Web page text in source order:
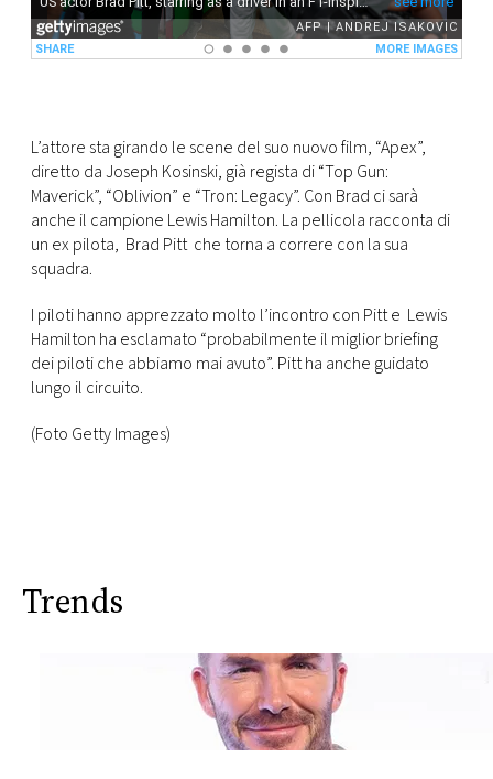
L’attore sta girando le scene del suo nuovo film, “Apex”,
diretto da Joseph Kosinski, già regista di “Top Gun:
Maverick”, “Oblivion” e “Tron: Legacy”. Con Brad ci sarà
anche il campione Lewis Hamilton. La pellicola racconta di
un ex pilota, Brad Pitt che torna a correre con la sua
squadra.
I piloti hanno apprezzato molto l’incontro con Pitt e Lewis
Hamilton ha esclamato “probabilmente il miglior briefing
dei piloti che abbiamo mai avuto”. Pitt ha anche guidato
lungo il circuito.
(Foto Getty Images)
Trends